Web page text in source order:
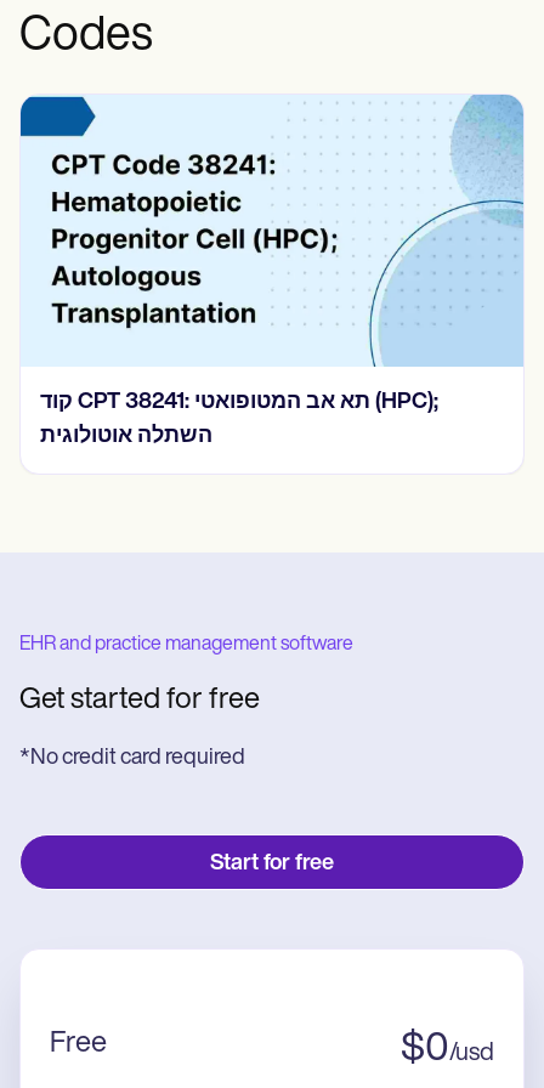
Codes
קוד CPT 38241: תא אב המטופואטי (HPC);
השתלה אוטולוגית
EHR and practice management software
Get started for free
*No credit card required
Start for free
Free $0/usd